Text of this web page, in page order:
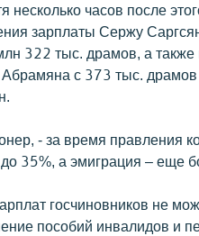
несколько часов после
зарплаты Сержу
322 тыс. драмов, а
с 373 тыс.
- за время правления
35%, а эмиграция – еще
госчиновников не
пособий инвалидов и